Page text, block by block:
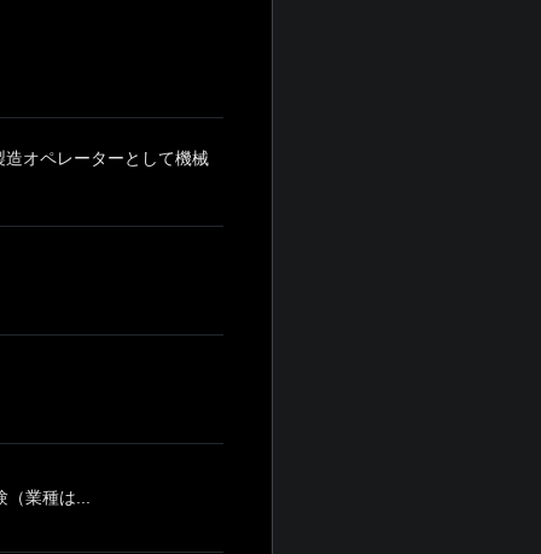
造オペレーターとして機械
業種は...